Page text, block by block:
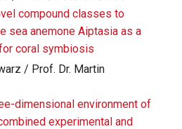
compound classes to
sea anemone Aiptasia as a
coral symbiosis
/ Prof. Dr. Martin
dimensional environment of
experimental and